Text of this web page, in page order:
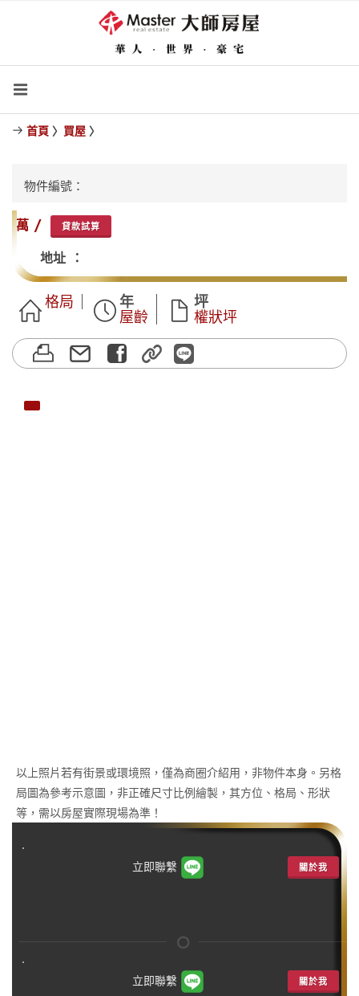
首頁 〉 買屋 〉
物件編號：
萬 / 貸款試算
地址 ：
格局
年
屋齡
坪
權狀坪
以上照片若有街景或環境照，僅為商圈介紹用，非物件本身。另格
局圖為參考示意圖，非正確尺寸比例繪製，其方位、格局、形狀
等，需以房屋實際現場為準！
關於我
立即聯繫
關於我
立即聯繫